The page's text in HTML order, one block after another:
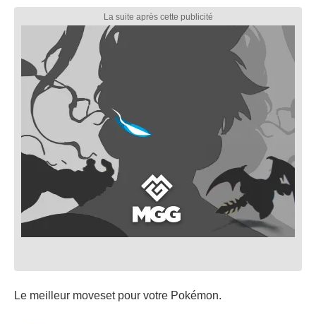
Le meilleur moveset pour votre Pokémon.